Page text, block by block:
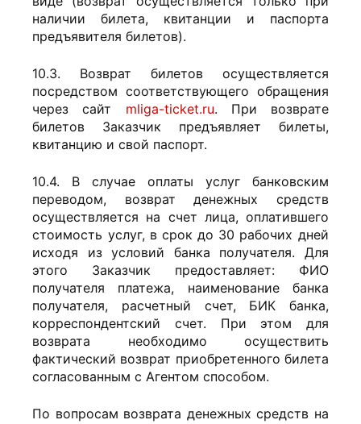
наличии билета, квитанции и паспорта
предъявителя билетов).
10.3. Возврат билетов осуществляется
посредством соответствующего обращения
через сайт mliga-ticket.ru. При возврате
билетов Заказчик предъявляет билеты,
квитанцию и свой паспорт.
10.4. В случае оплаты услуг банковским
переводом, возврат денежных средств
осуществляется на счет лица, оплатившего
стоимость услуг, в срок до 30 рабочих дней
исходя из условий банка получателя. Для
этого Заказчик предоставляет: ФИО
получателя платежа, наименование банка
получателя, расчетный счет, БИК банка,
корреспондентский счет. При этом для
возврата необходимо осуществить
фактический возврат приобретенного билета
согласованным с Агентом способом.
По вопросам возврата денежных средств на